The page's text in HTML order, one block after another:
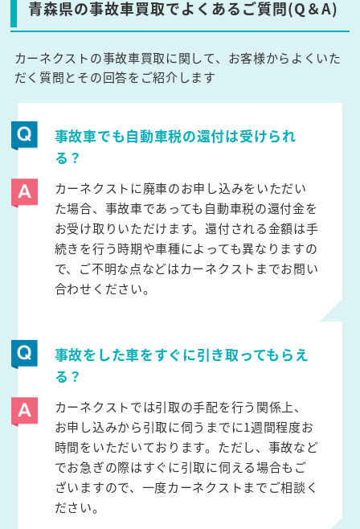
青森県の事故車買取でよくあるご質問(Q＆A)
カーネクストの事故車買取に関して、お客様からよくいた
だく質問とその回答をご紹介します
事故車でも自動車税の還付は受けられ
る？
カーネクストに廃車のお申し込みをいただい
た場合、事故車であっても自動車税の還付金を
お受け取りいただけます。還付される金額は手
続きを行う時期や車種によっても異なりますの
で、ご不明な点などはカーネクストまでお問い
合わせください。
事故をした車をすぐに引き取ってもらえ
る？
カーネクストでは引取の手配を行う関係上、
お申し込みから引取に伺うまでに1週間程度お
時間をいただいております。ただし、事故など
でお急ぎの際はすぐに引取に伺える場合もご
ざいますので、一度カーネクストまでご相談く
ださい。